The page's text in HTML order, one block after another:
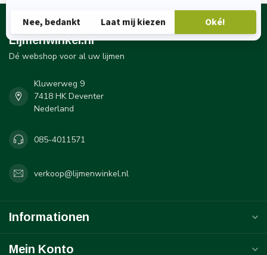
Lijmenwinkel.nl
Dé webshop voor al uw lijmen
Kluwerweg 9
7418 HK Deventer
Nederland
085-4011571
verkoop@lijmenwinkel.nl
Informationen
Mein Konto